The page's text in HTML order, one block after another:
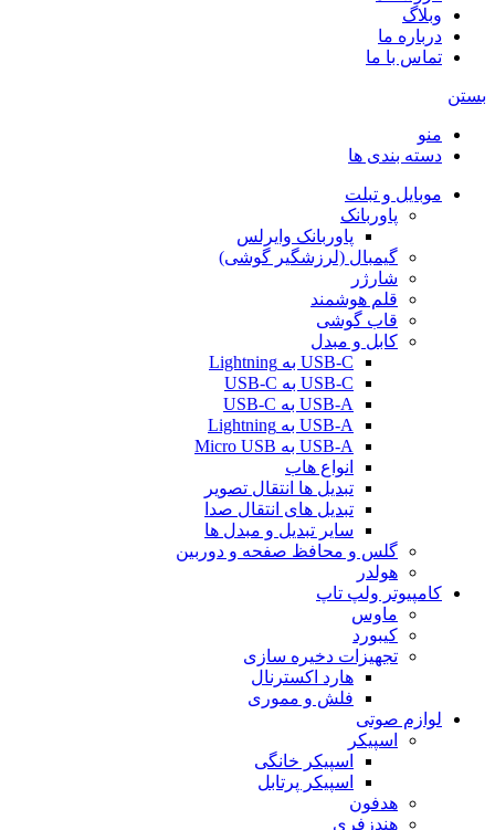
وبلاگ
درباره ما
تماس با ما
بستن
منو
دسته بندی ها
موبایل و تبلت
پاوربانک
پاوربانک وایرلس
گیمبال (لرزشگیر گوشی)
شارژر
قلم هوشمند
قاب گوشی
کابل و مبدل
USB-C به Lightning
USB-C به USB-C
USB-A به USB-C
USB-A به Lightning
USB-A به Micro USB
انواع هاب
تبدیل ها انتقال تصویر
تبدیل های انتقال صدا
سایر تبدیل و مبدل ها
گلس و محافظ صفحه و دوربین
هولدر
کامپیوتر ولپ تاپ
ماوس
کیبورد
تجهیزات دخیره سازی
هارد اکسترنال
فلش و مموری
لوازم صوتی
اسپیکر
اسپیکر خانگی
اسپیکر پرتابل
هدفون
هندزفری